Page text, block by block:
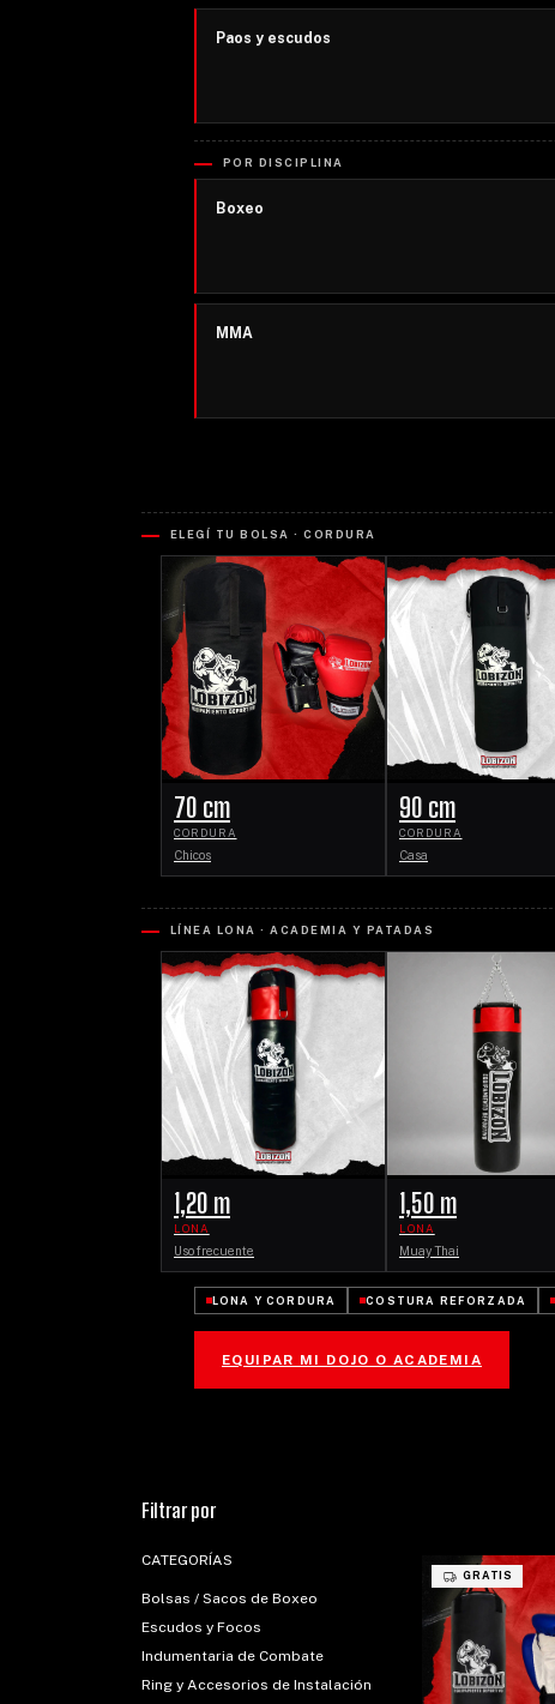
Paos y escudos
POR DISCIPLINA
Boxeo
MMA
ELEGÍ TU BOLSA · CORDURA
70 cm
CORDURA
Chicos
90 cm
CORDURA
Casa
LÍNEA LONA · ACADEMIA Y PATADAS
1,20 m
LONA
Uso frecuente
1,50 m
LONA
Muay Thai
LONA Y CORDURA COSTURA REFORZADA
EQUIPAR MI DOJO O ACADEMIA
Filtrar por
CATEGORÍAS
Bolsas / Sacos de Boxeo
Escudos y Focos
Indumentaria de Combate
Ring y Accesorios de Instalación
GRATIS